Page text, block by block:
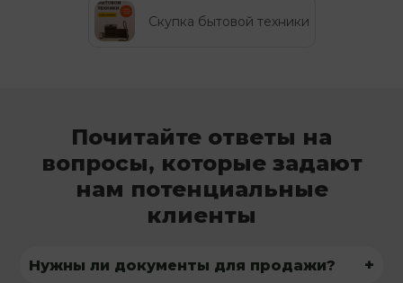
Скупка бытовой техники
Почитайте ответы на
вопросы, которые задают
нам потенциальные
клиенты
Нужны ли документы для продажи? +